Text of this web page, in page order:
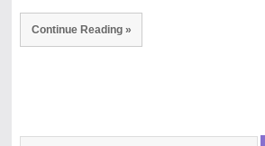
Continue Reading »